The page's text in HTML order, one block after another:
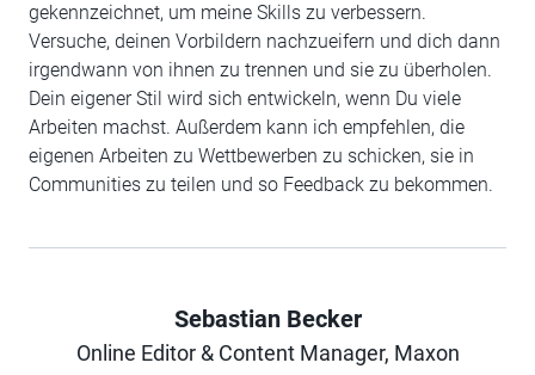
gekennzeichnet, um meine Skills zu verbessern.
Versuche, deinen Vorbildern nachzueifern und dich dann
irgendwann von ihnen zu trennen und sie zu überholen.
Dein eigener Stil wird sich entwickeln, wenn Du viele
Arbeiten machst. Außerdem kann ich empfehlen, die
eigenen Arbeiten zu Wettbewerben zu schicken, sie in
Communities zu teilen und so Feedback zu bekommen.
Author
Sebastian Becker
Online Editor & Content Manager, Maxon